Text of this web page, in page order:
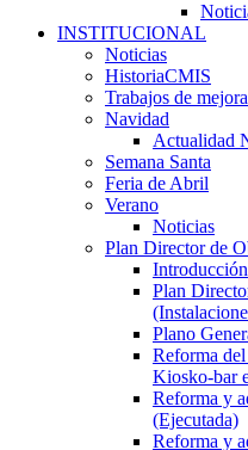
INSTITUCIONAL
Noticias
HistoriaCMIS
Trabajos de
Navidad
Actualidad
Semana Santa
Feria de Abril
Verano
Noticias
Plan Director de
Introducción
Plan
Plano
Reforma
Kiosko-bar
Reforma y
(Ejecutada)
Reforma y